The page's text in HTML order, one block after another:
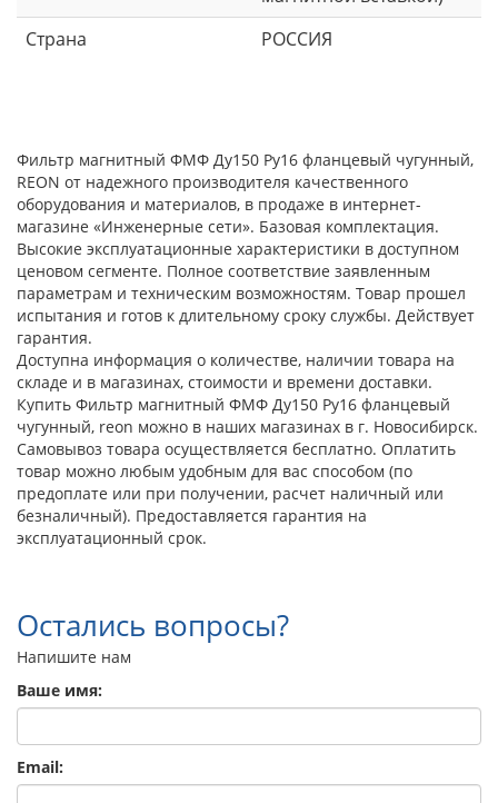
Страна
РОССИЯ
Фильтр магнитный ФМФ Ду150 Ру16 фланцевый чугунный,
REON от надежного производителя качественного
оборудования и материалов, в продаже в интернет-
магазине «Инженерные сети». Базовая комплектация.
Высокие эксплуатационные характеристики в доступном
ценовом сегменте. Полное соответствие заявленным
параметрам и техническим возможностям. Товар прошел
испытания и готов к длительному сроку службы. Действует
гарантия.
Доступна информация о количестве, наличии товара на
складе и в магазинах, стоимости и времени доставки.
Купить Фильтр магнитный ФМФ Ду150 Ру16 фланцевый
чугунный, reon можно в наших магазинах в г. Новосибирск.
Самовывоз товара осуществляется бесплатно. Оплатить
товар можно любым удобным для вас способом (по
предоплате или при получении, расчет наличный или
безналичный). Предоставляется гарантия на
эксплуатационный срок.
Остались вопросы?
Напишите нам
Ваше имя:
Email: